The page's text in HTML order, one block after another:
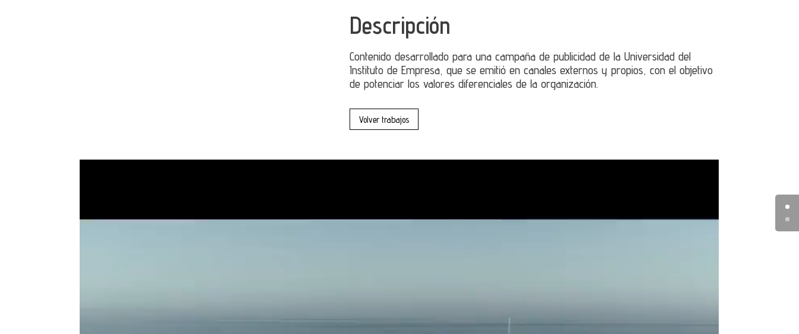
Descripción
Contenido desarrollado para una campaña de publicidad de la Universidad del
Instituto de Empresa, que se emitió en canales externos y propios, con el objetivo
de potenciar los valores diferenciales de la organización.
Volver trabajos